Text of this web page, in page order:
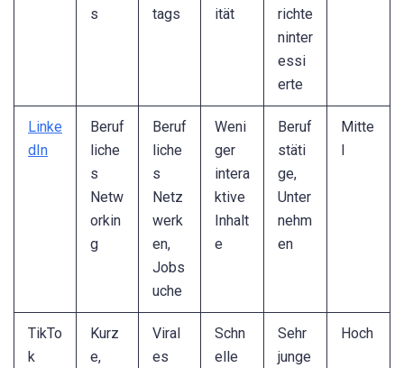
s
tags
ität
richte
ninter
essi
erte
Linke
dIn
Beruf
liche
s
Netw
orkin
g
Beruf
liche
s
Netz
werk
en,
Jobs
uche
Weni
ger
intera
ktive
Inhalt
e
Beruf
stäti
ge,
Unter
nehm
en
Mitte
l
TikTo
k
Kurz
e,
Viral
es
Schn
elle
Sehr
junge
Hoch